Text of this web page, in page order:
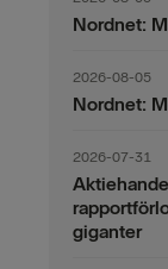
Nordnet:
2026-08-05
Nordnet:
2026-07-31
giganter